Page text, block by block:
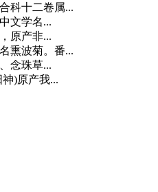
科十二卷属...
文学名...
原产非...
熏波菊。番...
念珠草...
)原产我...